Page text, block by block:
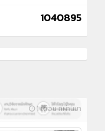
1040895
1 เดือน ที่ผ่านมา